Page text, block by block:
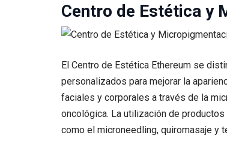
Centro de Estética y
El Centro de Estética Ethereum se
personalizados para mejorar la
faciales y corporales a través de la
oncológica. La utilización de
como el microneedling, quiromasaje y